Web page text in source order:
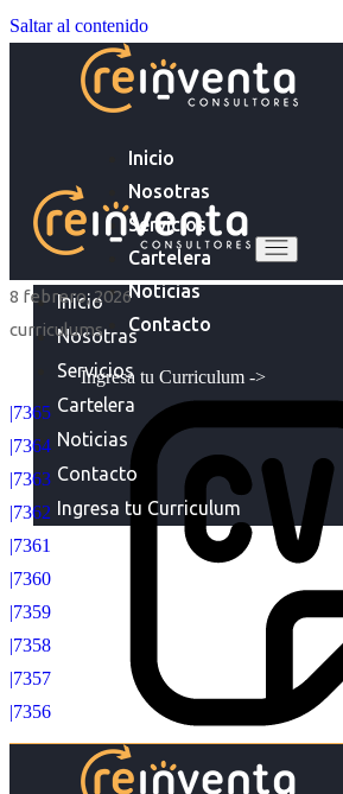
Saltar al contenido
Inicio
Nosotras
Servicios
Cartelera
Noticias
Contacto
Ingresa tu Curriculum ->
Inicio
Nosotras
Servicios
Cartelera
Noticias
Contacto
Ingresa tu Curriculum
8 febrero, 2026
curriculums
|7365
|7364
|7363
|7362
|7361
|7360
|7359
|7358
|7357
|7356